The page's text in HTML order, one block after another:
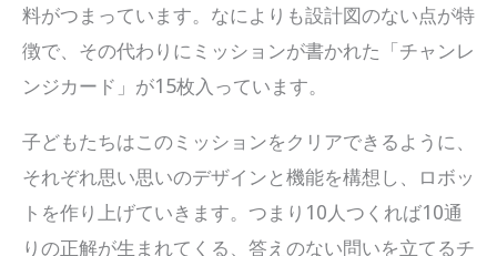
料がつまっています。なによりも設計図のない点が特
徴で、その代わりにミッションが書かれた「チャンレ
ンジカード」が15枚入っています。
子どもたちはこのミッションをクリアできるように、
それぞれ思い思いのデザインと機能を構想し、ロボッ
トを作り上げていきます。つまり10人つくれば10通
りの正解が生まれてくる、答えのない問いを立てるチ